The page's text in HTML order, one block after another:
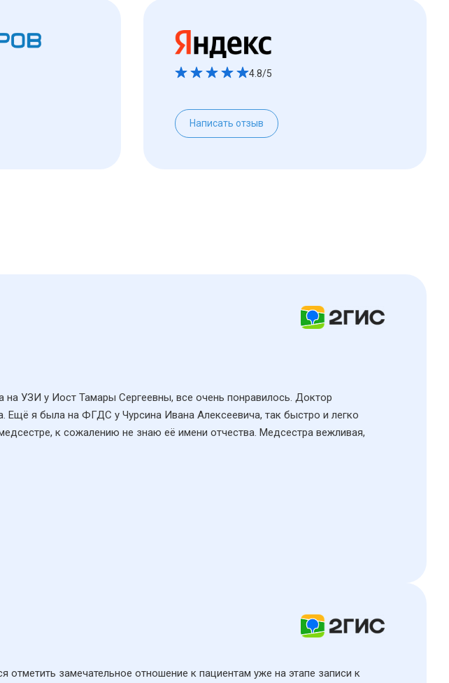
4.8/5
Написать отзыв
УЗИ у Иост Тамары Сергеевны, все очень понравилось. Доктор
Ещё я была на ФГДС у Чурсина Ивана Алексеевича, так быстро и легко
к сожалению не знаю её имени отчества. Медсестра вежливая,
отметить замечательное отношение к пациентам уже на этапе записи к